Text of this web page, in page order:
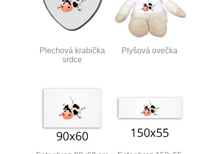
Plechová krabička
srdce
Plyšová ovečka